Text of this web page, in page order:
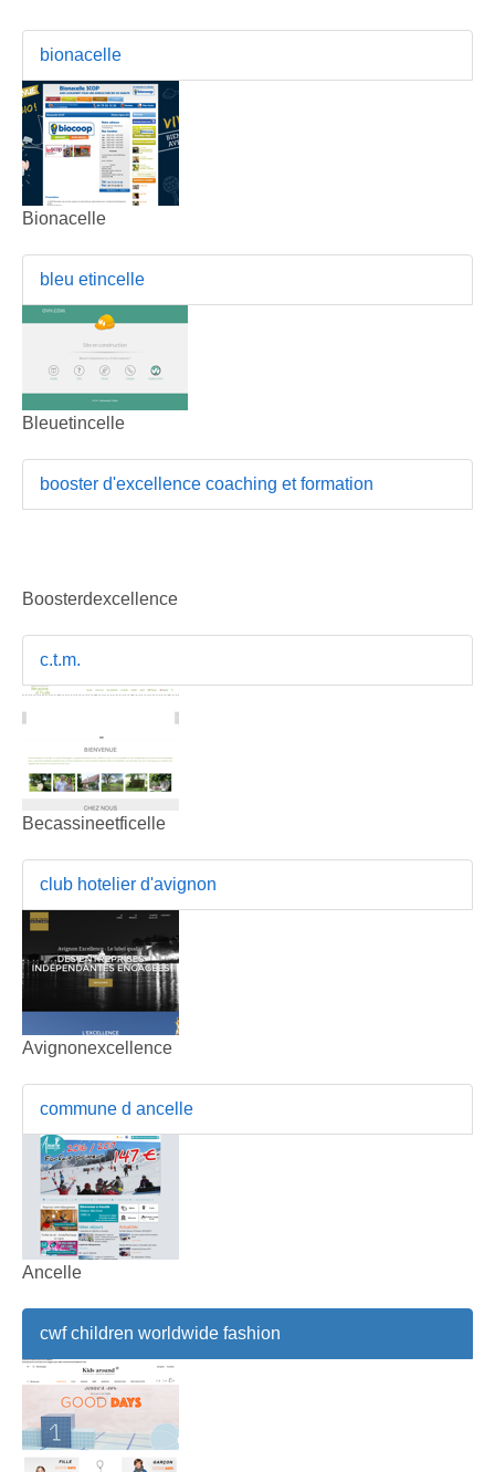
bionacelle
Bionacelle
bleu etincelle
Bleuetincelle
booster d'excellence coaching et formation
Boosterdexcellence
c.t.m.
Becassineetficelle
club hotelier d'avignon
Avignonexcellence
commune d ancelle
Ancelle
cwf children worldwide fashion